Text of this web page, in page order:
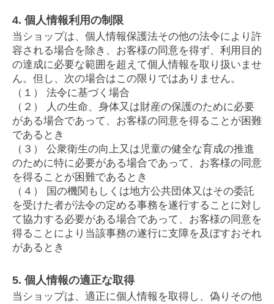
4. 個人情報利用の制限
当ショップは、個人情報保護法その他の法令により許
容される場合を除き、お客様の同意を得ず、利用目的
の達成に必要な範囲を超えて個人情報を取り扱いませ
ん。但し、次の場合はこの限りではありません。
（１） 法令に基づく場合
（２） 人の生命、身体又は財産の保護のために必要
がある場合であって、お客様の同意を得ることが困難
であるとき
（３） 公衆衛生の向上又は児童の健全な育成の推進
のために特に必要がある場合であって、お客様の同意
を得ることが困難であるとき
（４） 国の機関もしくは地方公共団体又はその委託
を受けた者が法令の定める事務を遂行することに対し
て協力する必要がある場合であって、お客様の同意を
得ることにより当該事務の遂行に支障を及ぼすおそれ
があるとき
5. 個人情報の適正な取得
当ショップは、適正に個人情報を取得し、偽りその他